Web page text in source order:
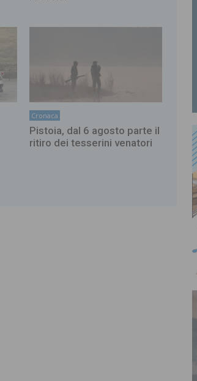
Cronaca
Pistoia, dal 6 agosto parte il
ritiro dei tesserini venatori